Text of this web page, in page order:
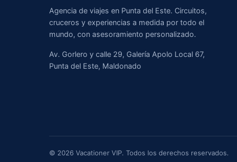
Agencia de viajes en Punta del Este. Circuitos,
cruceros y experiencias a medida por todo el
mundo, con asesoramiento personalizado.
Av. Gorlero y calle 29, Galería Apolo Local 67,
Punta del Este, Maldonado
© 2026 Vacationer VIP. Todos los derechos reservados.